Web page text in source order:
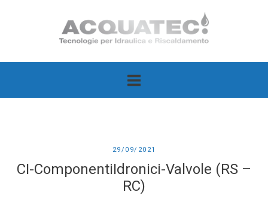
Home
29/09/2021
CI-ComponentiIdronici-Valvole (RS –
RC)